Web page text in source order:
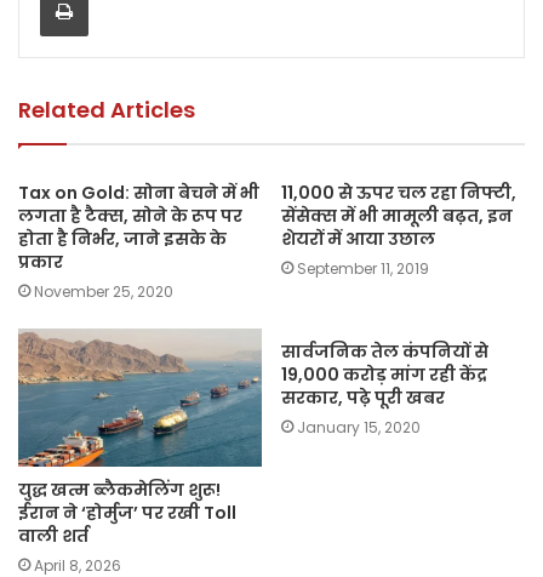
o
k
p n
Related Articles
Tax on Gold: सोना बेचने में भी
लगता है टैक्स, सोने के रूप पर
होता है निर्भर, जाने इसके के
प्रकार
November 25, 2020
11,000 से ऊपर चल रहा निफ्टी,
सेंसेक्स में भी मामूली बढ़त, इन
शेयरों में आया उछाल
September 11, 2019
युद्ध खत्म ब्लैकमेलिंग शुरू!
ईरान ने ‘होर्मुज’ पर रखी Toll
वाली शर्त
April 8, 2026
सार्वजनिक तेल कंपनियों से
19,000 करोड़ मांग रही केंद्र
सरकार, पढ़े पूरी खबर
January 15, 2020